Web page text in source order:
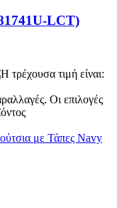
LCT)
Η τρέχουσα τιμή είναι:
Οι επιλογές